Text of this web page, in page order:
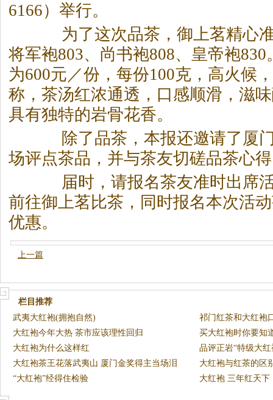
6166）举行。
为了这次品茶 ，御上茗精心
将军袍803、尚书袍808、皇帝袍
为600元／份，每份100克，高火候
称， 茶汤红浓通透，口感顺滑，滋
具有独特的岩骨花香。
除了品茶 ，本报还邀请了厦
场评点茶品，并与茶友切磋品茶心
届时，请报名茶友准时出席
前往御上茗比茶 ，同时报名本次活动
优惠。
上一篇
栏目推荐
武夷大红袍(拥抱自然)
祁门红茶和大红袍
好
大红袍今年大热 茶市应该理性回归
买大红袍时你要知
大红袍为什么这样红
品评正岩“特级大红
大红袍茶王花落武夷山 厦门金奖得主当场泪
奔
大红袍与红茶的区
“大红袍”经得住检验
大红袍 三年红天下